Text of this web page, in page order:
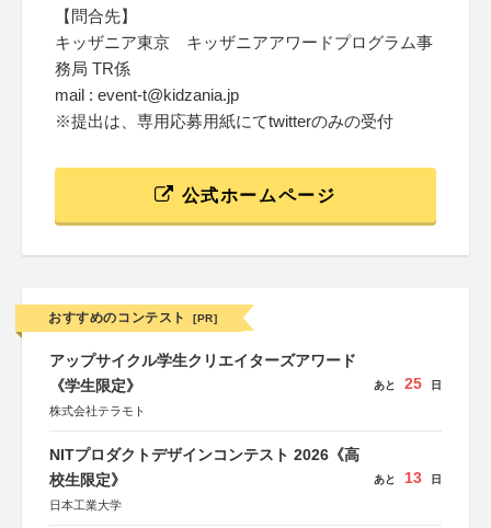
【問合先】
キッザニア東京 キッザニアアワードプログラム事
務局 TR係
mail : event-t@kidzania.jp
※提出は、専用応募用紙にてtwitterのみの受付
公式ホームページ
おすすめのコンテスト [PR]
アップサイクル学生クリエイターズアワード
《学生限定》
株式会社テラモト
あと 25 日
NITプロダクトデザインコンテスト 2026《高
校生限定》
日本工業大学
あと 13 日